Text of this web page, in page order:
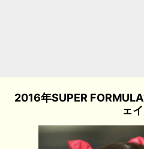
2016年SUPER
ェ